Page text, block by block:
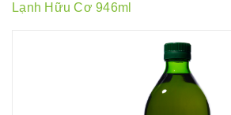
Lạnh Hữu Cơ 946ml